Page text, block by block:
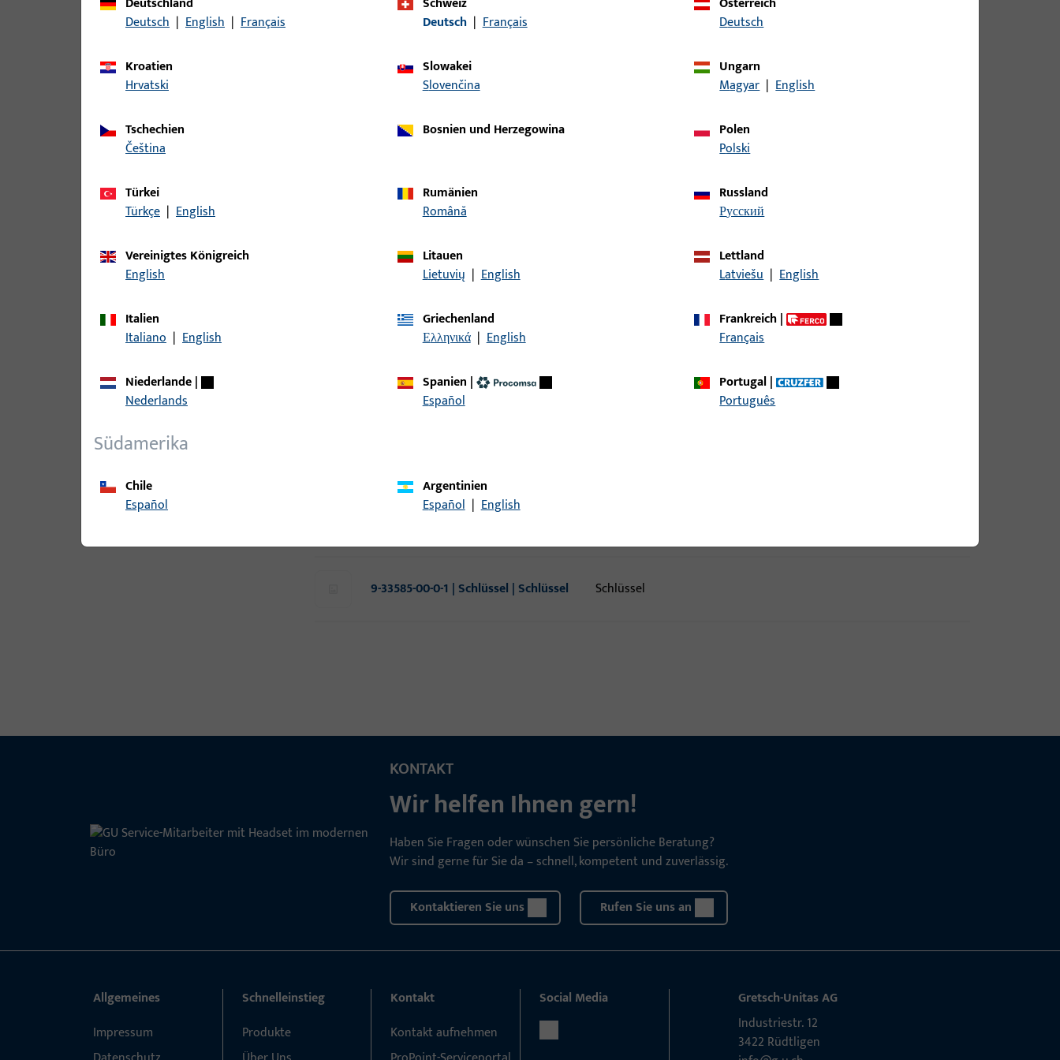
Taster Metall
LINK Funkhandsender grau/blau
ELEKTRONISCHER SCHLUESSEL
COMFORT
K-16792-02-0-1 | Schlüssel | Btl.
Schlüssel für Druckzylinder 2D01
9-23074-00-0-0 | Schlüssel |
SCHLUESSEL
9-44398-00-0-0 | Transponderkarte |
9-33585-00-0-1 | Schlüssel | Schlüssel Schlüssel
KONTAKT
Wir helfen Ihnen gern!
Haben Sie Fragen oder wünschen Sie persönliche Beratung?
Wir sind gerne für Sie da – schnell, kompetent und zuverlässig.
Kontaktieren Sie uns Rufen Sie uns an
Deutsch | English | Français
Deutsch | Français
Deutsch
Kroatien
Hrvatski
Slowakei
Slovenčina
Ungarn
Magyar | English
Tschechien
čeština
Bosnien und Herzegowina
Polen
Polski
Türkei
Türkçe | English
Rumänien
Română
Russland
русский
Vereinigtes Königreich
English
Litauen
Lietuvių | English
Lettland
Latviešu | English
Italien
Italiano | English
Griechenland
Ελληνικά | English
Frankreich|
Français
Niederlande|
Nederlands
Spanien |
Español
Portugal|
Português
Südamerika
Chile
Español
Argentinien
Español | English
Allgemeines
Impressum
Schnelleinstieg
Produkte
Kontakt
Kontakt aufnehmen
Social Media
Gretsch-Unitas AG
Indu­s­triestr. 12
3422 Rüdt­ligen